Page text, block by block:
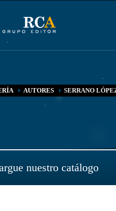
AUTORES SERRANO
nuestro catálogo